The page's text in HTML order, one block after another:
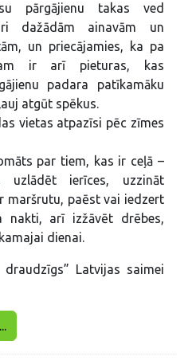
pārgājienu takas ved
dažādām ainavām un
un priecājamies, ka pa
ir arī pieturas, kas
padara patīkamāku
atgūt spēkus.
vietas atpazīsi pēc zīmes
par tiem, kas ir ceļā –
uzlādēt ierīces, uzzināt
maršrutu, paēst vai iedzert
nakti, arī izžāvēt drēbes,
dienai.
draudzīgs” Latvijas saimei